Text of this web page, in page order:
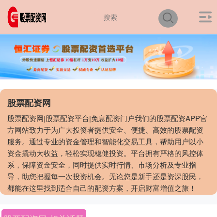
股票配资网
股票配资网|股票配资平台|免息配资门户我们的股票配资APP官
方网站致力于为广大投资者提供安全、便捷、高效的股票配资
服务。通过专业的资金管理和智能化交易工具，帮助用户以小
资金撬动大收益，轻松实现稳健投资。平台拥有严格的风控体
系，保障资金安全，同时提供实时行情、市场分析及专业指
导，助您把握每一次投资机会。无论您是新手还是资深股民，
都能在这里找到适合自己的配资方案，开启财富增值之旅！